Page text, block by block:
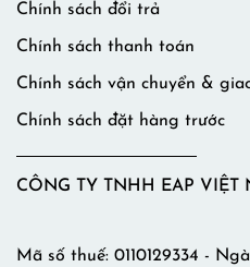
Chính sách đổi trả
Chính sách thanh toán
Chính sách vận chuyển &
Chính sách đặt hàng trước
CÔNG TY TNHH EAP VIỆT
Mã số thuế: 0110129334 -